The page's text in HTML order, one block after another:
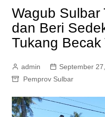
Wagub Sulbar
dan Beri
Tukang Becak
admin September
Pemprov Sulbar